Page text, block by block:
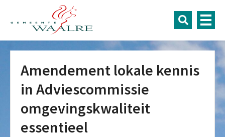
Amendement lokale kennis
in Adviescommissie
omgevingskwaliteit
essentieel